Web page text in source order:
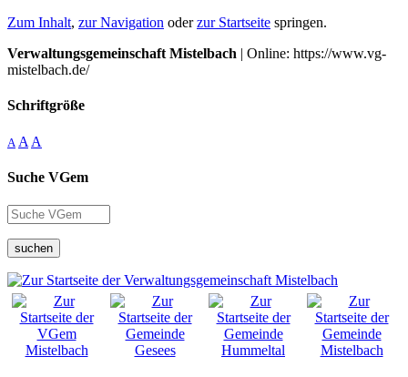
Zum Inhalt, zur Navigation oderzur Startseite springen.
Verwaltungsgemeinschaft Mistelbach | Online: https://www.vg-
mistelbach.de/
Schriftgröße
A A A
Suche VGem
suchen